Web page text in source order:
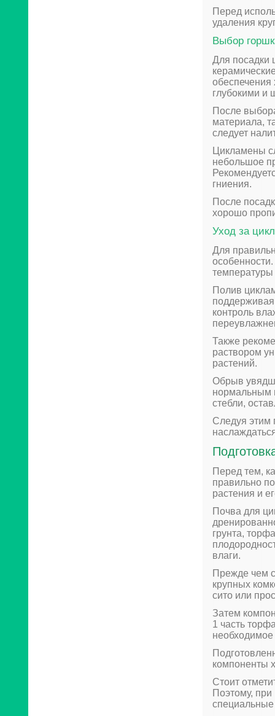
Перед
удаления
Выбор
Для посадки
глубокими и
После
материала,
следует
Цикламены
небольшое
гниения.
После
хорошо
Уход за
Для
температуры
Полив
контроль
Также
раствором
растений.
Обрыв
нормальным
стебли,
Следуя этим
Перед тем,
правильно
растения и
Почва для
грунта,
влаги.
Прежде чем
крупных
сито или
Затем
1 часть
необходимое
компоненты
Стоит
Поэтому,
специальные